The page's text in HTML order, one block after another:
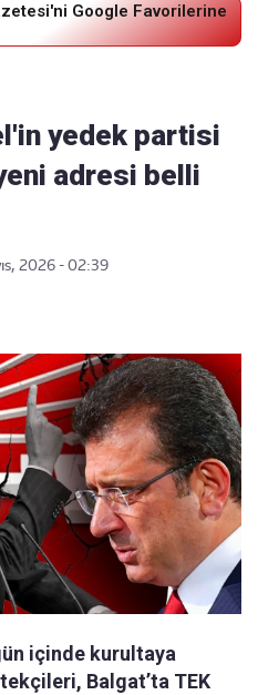
Google Favorilerine
yedek partisi
adresi belli
2026 - 02:39
içinde kurultaya
Balgat’ta TEK